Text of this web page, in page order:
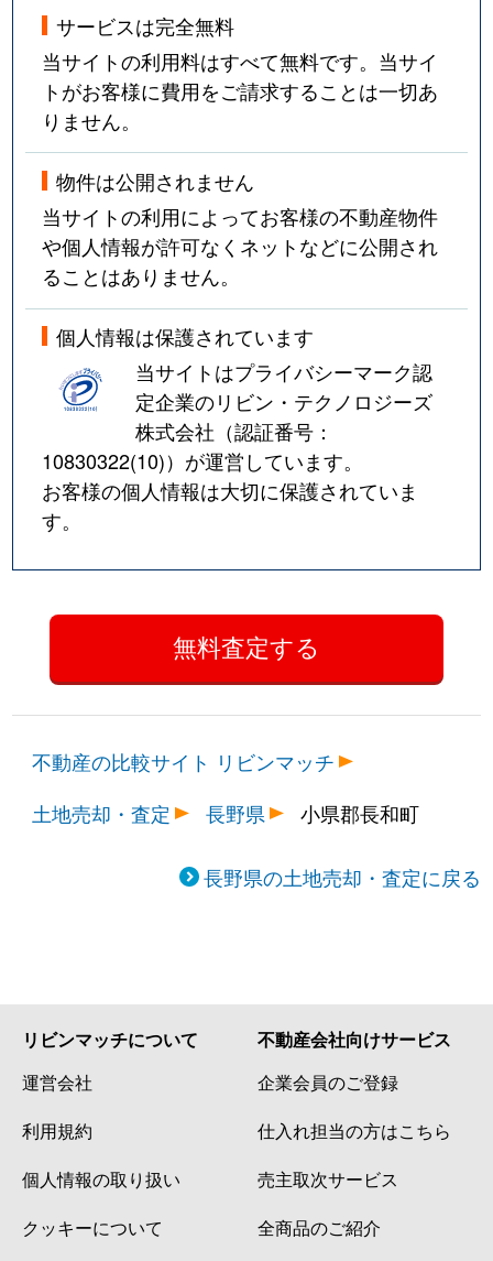
サービスは完全無料
当サイトの利用料はすべて無料です。当サイ
トがお客様に費用をご請求することは一切あ
りません。
物件は公開されません
当サイトの利用によってお客様の不動産物件
や個人情報が許可なくネットなどに公開され
ることはありません。
個人情報は保護されています
当サイトはプライバシーマーク認
定企業のリビン・テクノロジーズ
株式会社（認証番号：
10830322(10)）が運営しています。
お客様の個人情報は大切に保護されていま
す。
不動産の比較サイト リビンマッチ
土地売却・査定
長野県 小県郡長和町
長野県の土地売却・査定に戻る
リビンマッチについて
運営会社
利用規約
個人情報の取り扱い
クッキーについて
不動産会社向けサービス
企業会員のご登録
仕入れ担当の方はこちら
売主取次サービス
全商品のご紹介